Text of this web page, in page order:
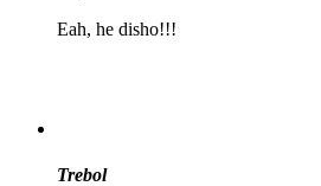
Eah, he disho!!!
Trebol